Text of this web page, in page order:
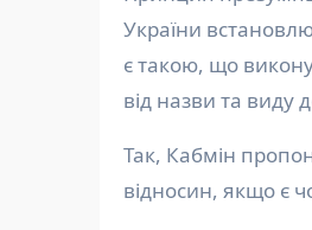
України
є такою, що
від назви та виду
Так, Кабмін
відносин, якщо є